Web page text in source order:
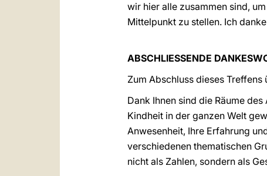
wir hier alle zusammen sind,
Mittelpunkt zu stellen. Ich
ABSCHLIESSENDE
Zum Abschluss dieses
Dank Ihnen sind die Räume
Kindheit in der ganzen Welt
Anwesenheit, Ihre Erfahrung
verschiedenen thematischen
nicht als Zahlen, sondern als